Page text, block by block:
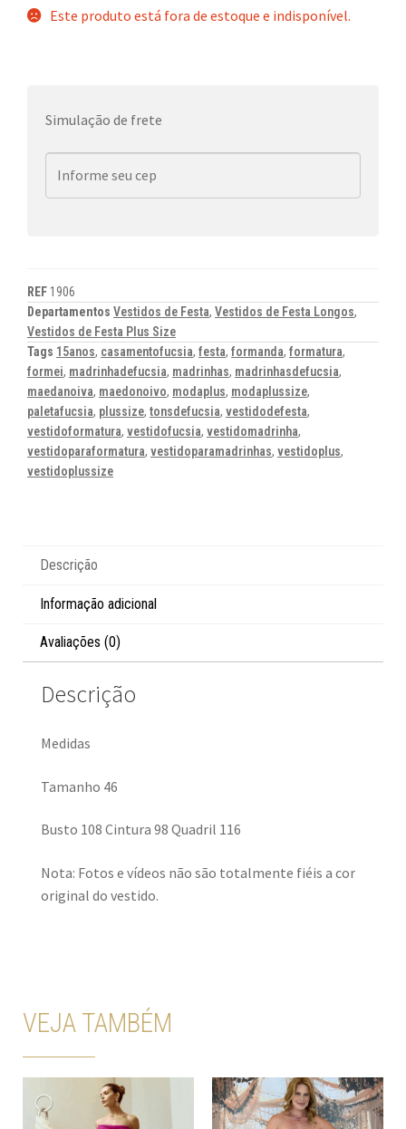
Este produto está fora de estoque e indisponível.
Simulação de frete
REF 1906
Departamentos Vestidos de Festa, Vestidos de Festa Longos,
Vestidos de Festa Plus Size
Tags 15anos, casamentofucsia, festa, formanda, formatura,
formei, madrinhadefucsia, madrinhas, madrinhasdefucsia,
maedanoiva, maedonoivo, modaplus, modaplussize,
paletafucsia, plussize, tonsdefucsia, vestidodefesta,
vestidoformatura, vestidofucsia, vestidomadrinha,
vestidoparaformatura, vestidoparamadrinhas, vestidoplus,
vestidoplussize
Descrição
Informação adicional
Avaliações (0)
Descrição
Medidas
Tamanho 46
Busto 108 Cintura 98 Quadril 116
Nota: Fotos e vídeos não são totalmente fiéis a cor
original do vestido.
VEJA TAMBÉM